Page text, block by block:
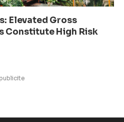
Elevated Gross
Constitute High Risk
publicite